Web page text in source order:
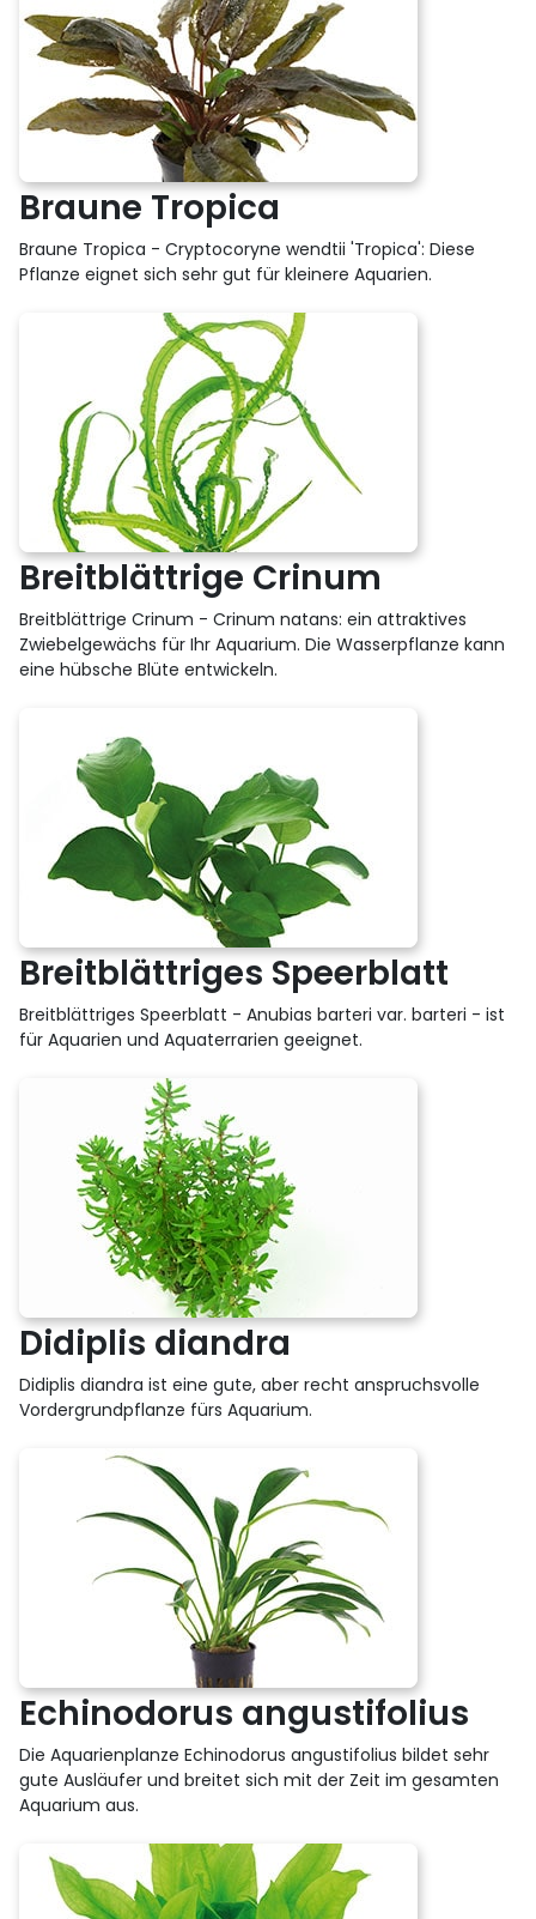
Braune Tropica
Braune Tropica - Cryptocoryne wendtii 'Tropica': Diese
Pflanze eignet sich sehr gut für kleinere Aquarien.
Breitblättrige Crinum
Breitblättrige Crinum - Crinum natans: ein attraktives
Zwiebelgewächs für Ihr Aquarium. Die Wasserpflanze kann
eine hübsche Blüte entwickeln.
Breitblättriges Speerblatt
Breitblättriges Speerblatt - Anubias barteri var. barteri - ist
für Aquarien und Aquaterrarien geeignet.
Didiplis diandra
Didiplis diandra ist eine gute, aber recht anspruchsvolle
Vordergrundpflanze fürs Aquarium.
Echinodorus angustifolius
Die Aquarienplanze Echinodorus angustifolius bildet sehr
gute Ausläufer und breitet sich mit der Zeit im gesamten
Aquarium aus.